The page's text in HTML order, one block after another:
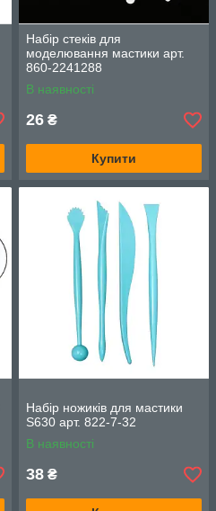
Набір стеків для
моделювання мастики арт.
860-2241288
В наявності
26 ₴
Купити
Набір ножиків для мастики
S630 арт. 822-7-32
В наявності
38 ₴